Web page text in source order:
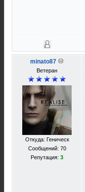
minato87
Ветеран
Откуда: Геническ
Сообщений: 70
Репутация: 3